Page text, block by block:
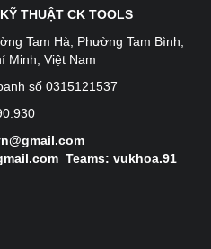
THUẬT CK TOOLS
Tam Hà, Phường Tam Bình,
Minh, Việt Nam
số 0315121537
Teams: vukhoa.91